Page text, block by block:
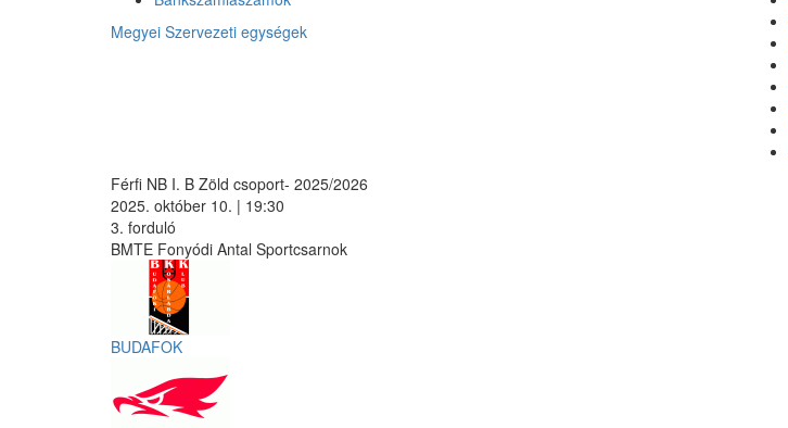
Megyei Szervezeti egységek
Férfi NB I. B Zöld csoport- 2025/2026
2025. október 10. | 19:30
3. forduló
BMTE Fonyódi Antal Sportcsarnok
BUDAFOK